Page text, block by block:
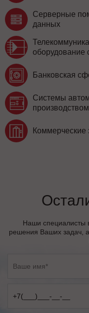
Серверные
данных
оборудование
Банковская
Системы
производством
Наши специалисты
решения Ваших задач,